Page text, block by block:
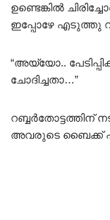
ഉണ്ടെങ്കിൽ
ഇപ്പോഴേ എടുത്തു
“അയ്യോ..
ചോദിച്ചതാ…”
റബ്ബർതോട്ടത്തിന്
അവരുടെ ബൈക്ക്